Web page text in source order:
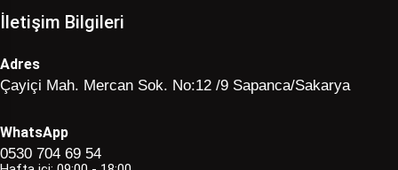
İletişim Bilgileri
Adres
Çayiçi Mah. Mercan Sok. No:12 /9 Sapanca/Sakarya
WhatsApp
0530 704 69 54